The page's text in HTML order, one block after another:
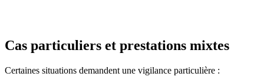
Cas particuliers et prestations mixtes
Certaines situations demandent une vigilance particulière :